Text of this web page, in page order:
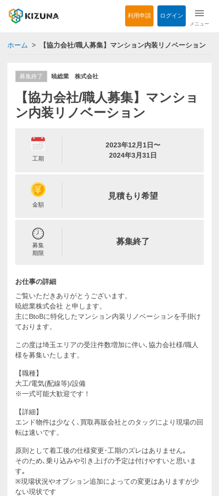
利用申請 ログイン menu
メニュー
ホーム 【協力会社/職人募集】マンション内装リノベーション
募集終了 暁総業 株式会社
【協力会社/職人募集】マンショ
ン内装リノベーション
工期
2023年12月1日〜
2024年3月31日
金額
見積もり希望
募集
期限
募集終了
お仕事の詳細
ご覧いただきありがとうございます。
暁総業株式会社 と申します。
主にBtoBに特化したマンション内装リノベーションを手掛け
ております。
この度は埼玉エリアの受注件数増加に伴い､協力会社様/職人
様を募集いたします。
【職種】
大工/電気(配線等)/設備
※一式可能大歓迎です！
【詳細】
エンド物件は少なく､買取再販会社とのタッグにより現場の回
転は速いです。
原則として着工後の仕様変更･工期のズレはありません｡
そのため､乗り込みや引き上げの予定は付けやすいと思いま
す｡
※現場状況やオプション追加によっての変更はありますが少
ない現状です